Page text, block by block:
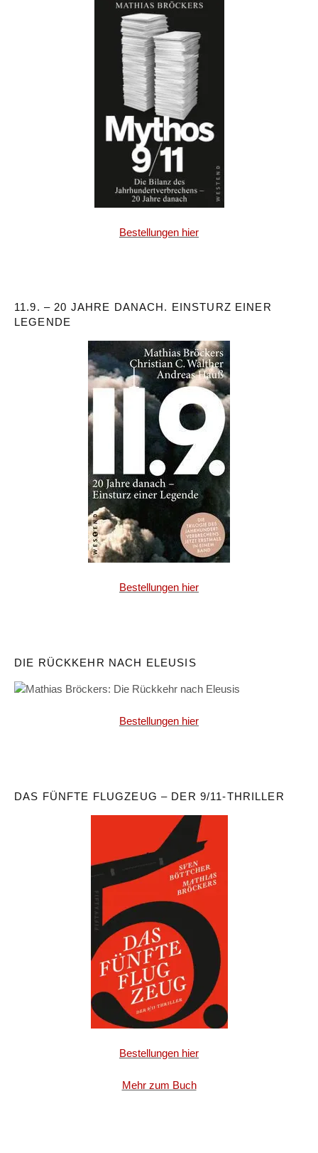
Bestellungen hier
11.9. – 20 JAHRE DANACH. EINSTURZ EINER
LEGENDE
Bestellungen hier
DIE RÜCKKEHR NACH ELEUSIS
Bestellungen hier
DAS FÜNFTE FLUGZEUG – DER 9/11-THRILLER
Bestellungen hier
Mehr zum Buch